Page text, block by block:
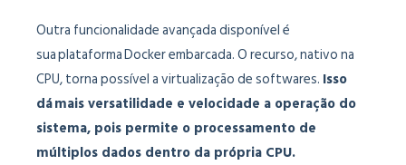
Outra funcionalidade avançada disponível é
sua plataforma Docker embarcada. O recurso, nativo na
CPU, torna possível a virtualização de softwares. Isso
dámais versatilidade e velocidade a operação do
sistema, pois permite o processamento de
múltiplos dados dentro da própria CPU.